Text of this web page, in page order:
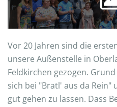
Vor 20 Jahren sind die
unsere Außenstelle in
Feldkirchen gezogen.
sich bei "Bratl' aus da Rein"
gut gehen zu lassen. Dass